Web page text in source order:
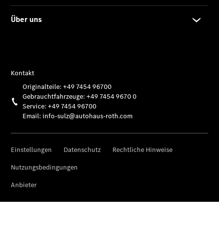
Übersicht
Unfallreparaturen
SmallRepair
Rücknahme
Entsorgung
Reparatur
Service-